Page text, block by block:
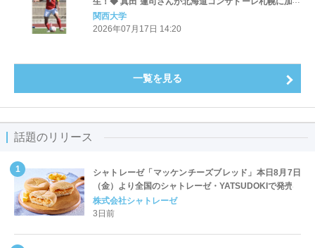
内定 ～閃きと技術で試合を決めるダイナモ～
関西大学
2026年07月17日 14:20
一覧を見る
話題のリリース
シャトレーゼ「マッケンチーズブレッド」本日8月7日
（金）より全国のシャトレーゼ・YATSUDOKIで発売
株式会社シャトレーゼ
3日前